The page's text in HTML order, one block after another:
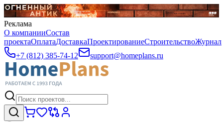
Реклама
О компанииСостав
проектаОплатаДоставкаПроектированиеСтроительствоЖурнал
+7 (812) 385-74-12
support@homeplans.ru